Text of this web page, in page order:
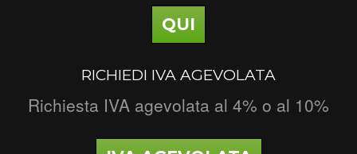
QUI
RICHIEDI IVA AGEVOLATA
Richiesta IVA agevolata al 4% o al 10%